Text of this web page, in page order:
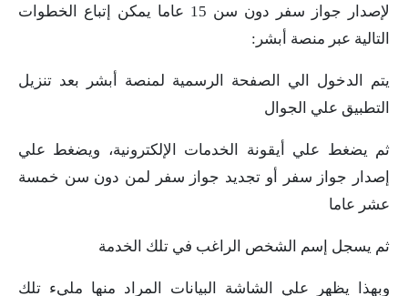
لإصدار جواز سفر دون سن 15 عاما يمكن إتباع الخطوات
التالية عبر منصة أبشر:
يتم الدخول الي الصفحة الرسمية لمنصة أبشر بعد تنزيل
التطبيق علي الجوال
ثم يضغط علي أيقونة الخدمات الإلكترونية، ويضغط علي
إصدار جواز سفر أو تجديد جواز سفر لمن دون سن خمسة
عشر عاما
ثم يسجل إسم الشخص الراغب في تلك الخدمة
وبهذا يظهر علي الشاشة البيانات المراد منها مليء تلك